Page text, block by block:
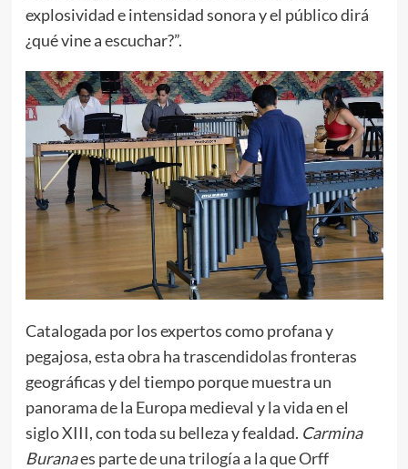
explosividad e intensidad sonora y el público dirá
¿qué vine a escuchar?”.
Catalogada por los expertos como profana y
pegajosa, esta obra ha trascendidolas fronteras
geográficas y del tiempo porque muestra un
panorama de la Europa medieval y la vida en el
siglo XIII, con toda su belleza y fealdad. Carmina
Buranaes parte de una trilogía a la que Orff